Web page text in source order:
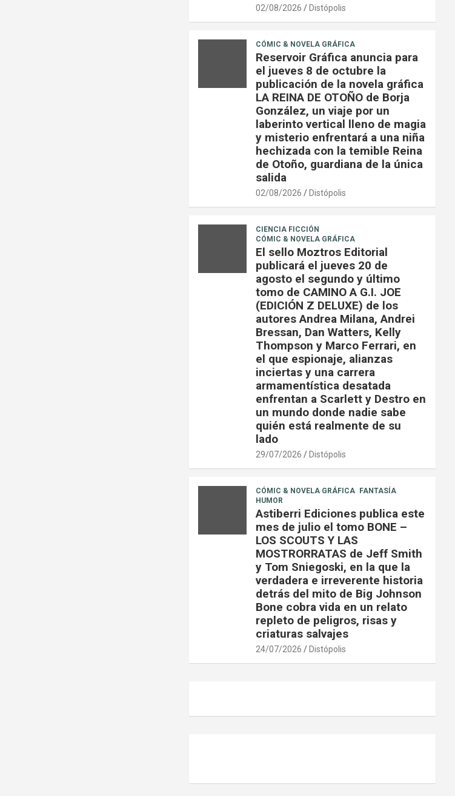
02/08/2026 Distópolis
CÓMIC & NOVELA GRÁFICA
Reservoir Gráfica anuncia para
el jueves 8 de octubre la
publicación de la novela gráfica
LA REINA DE OTOÑO de Borja
González, un viaje por un
laberinto vertical lleno de magia
y misterio enfrentará a una niña
hechizada con la temible Reina
de Otoño, guardiana de la única
salida
02/08/2026 Distópolis
CIENCIA FICCIÓN
CÓMIC & NOVELA GRÁFICA
El sello Moztros Editorial
publicará el jueves 20 de
agosto el segundo y último
tomo de CAMINO A G.I. JOE
(EDICIÓN Z DELUXE) de los
autores Andrea Milana, Andrei
Bressan, Dan Watters, Kelly
Thompson y Marco Ferrari, en
el que espionaje, alianzas
inciertas y una carrera
armamentística desatada
enfrentan a Scarlett y Destro en
un mundo donde nadie sabe
quién está realmente de su
lado
29/07/2026 Distópolis
CÓMIC & NOVELA GRÁFICA
FANTASÍA
HUMOR
Astiberri Ediciones publica este
mes de julio el tomo BONE –
LOS SCOUTS Y LAS
MOSTRORRATAS de Jeff Smith
y Tom Sniegoski, en la que la
verdadera e irreverente historia
detrás del mito de Big Johnson
Bone cobra vida en un relato
repleto de peligros, risas y
criaturas salvajes
24/07/2026 Distópolis